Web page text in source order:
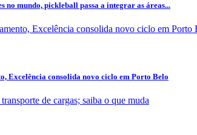
no mundo, pickleball passa a integrar as áreas...
Excelência consolida novo ciclo em Porto Belo